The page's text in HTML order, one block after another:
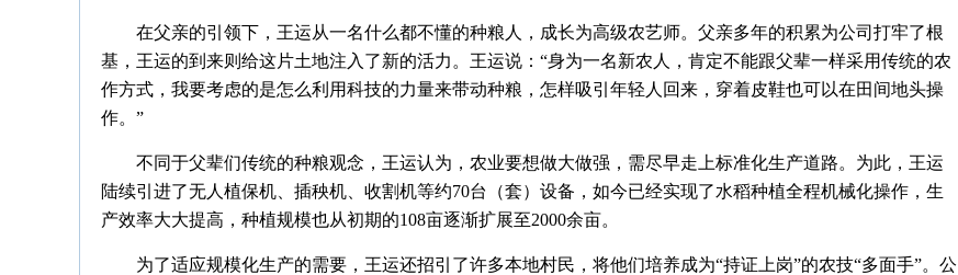
在父亲的引领下，王运从一名什么都不懂的种粮人，成长为高级农艺师。父亲多年的积累为公司打牢了根
基，王运的到来则给这片土地注入了新的活力。王运说：“身为一名新农人，肯定不能跟父辈一样采用传统的农
作方式，我要考虑的是怎么利用科技的力量来带动种粮，怎样吸引年轻人回来，穿着皮鞋也可以在田间地头操
作。”
不同于父辈们传统的种粮观念，王运认为，农业要想做大做强，需尽早走上标准化生产道路。为此，王运
陆续引进了无人植保机、插秧机、收割机等约70台（套）设备，如今已经实现了水稻种植全程机械化操作，生
产效率大大提高，种植规模也从初期的108亩逐渐扩展至2000余亩。
为了适应规模化生产的需要，王运还招引了许多本地村民，将他们培养成为“持证上岗”的农技“多面手”。公